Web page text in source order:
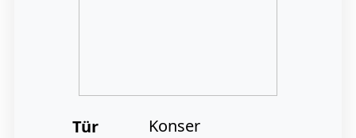
Tür
Konser